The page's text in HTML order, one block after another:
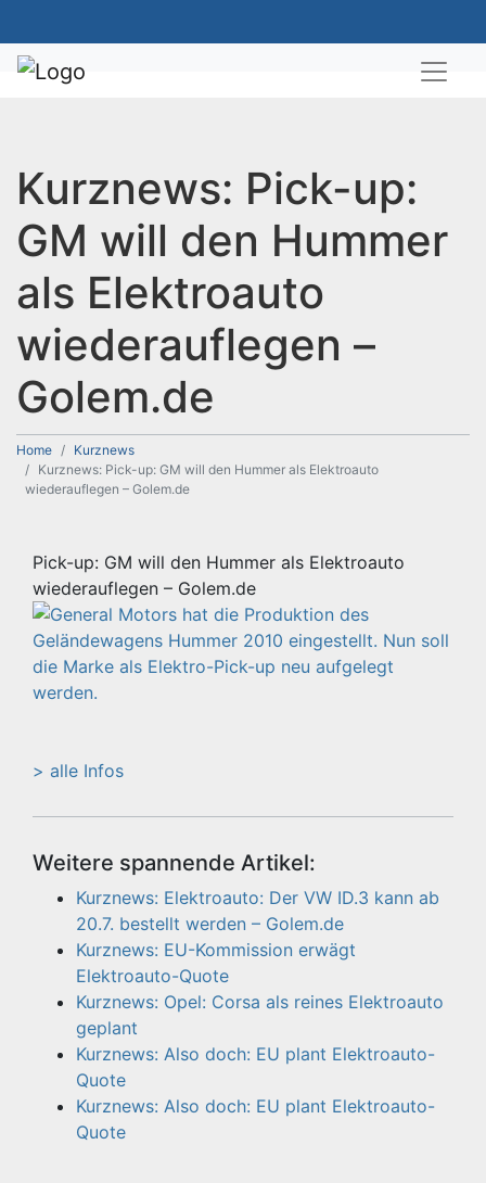
Kurznews: Pick-up:
GM will den Hummer
als Elektroauto
wiederauflegen –
Golem.de
Home
Kurznews
Kurznews: Pick-up: GM will den Hummer als Elektroauto
wiederauflegen – Golem.de
Pick-up: GM will den Hummer als Elektroauto
wiederauflegen – Golem.de
> alle Infos
Weitere spannende Artikel:
Kurznews: Elektroauto: Der VW ID.3 kann ab
20.7. bestellt werden – Golem.de
Kurznews: EU-Kommission erwägt
Elektroauto-Quote
Kurznews: Opel: Corsa als reines Elektroauto
geplant
Kurznews: Also doch: EU plant Elektroauto-
Quote
Kurznews: Also doch: EU plant Elektroauto-
Quote